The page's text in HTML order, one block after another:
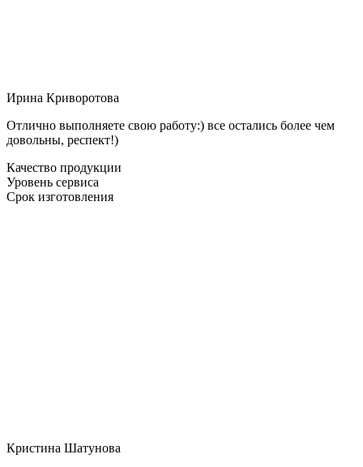
Ирина Криворотова
Отлично выполняете свою работу:) все остались более чем
довольны, респект!)
Качество продукции
Уровень сервиса
Срок изготовления
Кристина Шатунова